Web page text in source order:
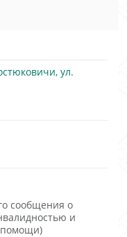
ул.
сообщения о
и
помощи)